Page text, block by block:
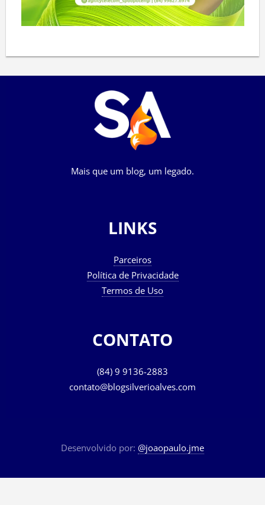
Mais que um blog, um legado.
LINKS
Parceiros
Política de Privacidade
Termos de Uso
CONTATO
(84) 9 9136-2883
contato@blogsilverioalves.com
Desenvolvido por: @joaopaulo.jme